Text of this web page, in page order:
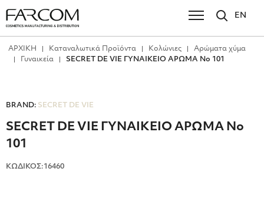
EN
ΑΡΧΙΚΗ Καταναλωτικά Προϊόντα Κολώνιες
Αρώματα χύμα
Γυναικεία
SECRET DE VIE ΓΥΝΑΙΚΕΙΟ ΑΡΩΜΑ No 101
BRAND: SECRET DE VIE
SECRET DE VIE ΓΥΝΑΙΚΕΙΟ ΑΡΩΜΑ No
101
ΚΩΔΙΚΟΣ:16460